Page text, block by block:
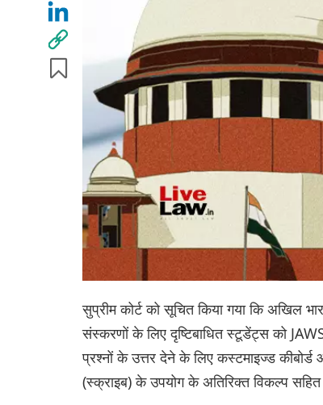
सुप्रीम कोर्ट को सूचित किया गया कि अखिल
संस्करणों के लिए दृष्टिबाधित स्टूडेंट्स को
प्रश्नों के उत्तर देने के लिए कस्टमाइज्ड
(स्क्राइब) के उपयोग के अतिरिक्त विकल्प